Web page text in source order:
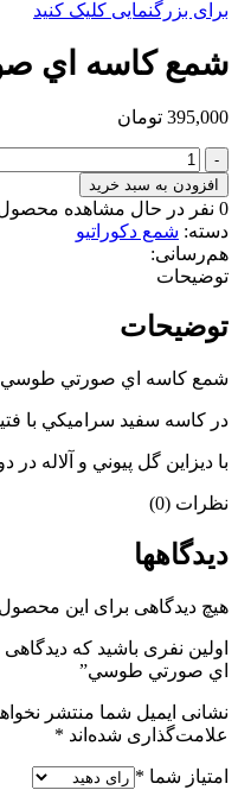
برای بزرگنمایی کلیک کنید
شمع كاسه اي
395,000 تومان
شمع
كاسه
اي
صورتي
طوسي
عدد
افزودن به سبد خرید
0 نفر در حال مشاهده
دسته: شمع دکوراتیو
هم‌رسانی:
توضیحات
توضیحات
شمع كاسه اي صورتي طوسي
در كاسه سفيد سراميكي با
با ديزاين گل پيوني و
نظرات (0)
دیدگاهها
هیچ دیدگاهی برای این
اولین نفری باشید که
اي صورتي طوسي”
نشانی ایمیل شما منتشر
علامت‌گذاری شده‌اند *
امتیاز شما *